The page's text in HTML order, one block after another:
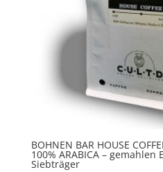
BOHNEN BAR HOUSE
100% ARABICA – gemahlen
Siebträger